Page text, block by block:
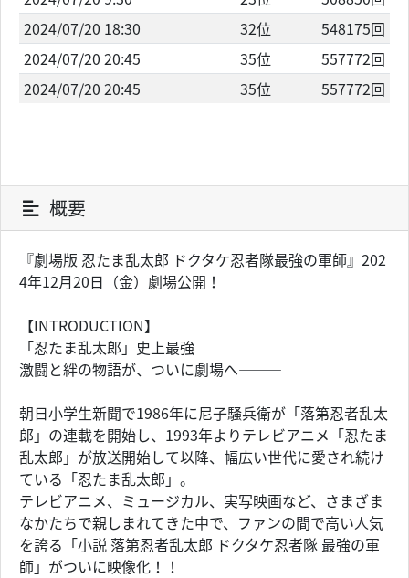
2024/07/20 18:30
32位
548175回
2024/07/20 20:45
35位
557772回
2024/07/20 20:45
35位 557772回
概要
『劇場版 忍たま乱太郎 ドクタケ忍者隊最強の軍師』202
4年12月20日（金）劇場公開！
【INTRODUCTION】
「忍たま乱太郎」史上最強
激闘と絆の物語が、ついに劇場へ―――
朝日小学生新聞で1986年に尼子騒兵衛が「落第忍者乱太
郎」の連載を開始し、1993年よりテレビアニメ「忍たま
乱太郎」が放送開始して以降、幅広い世代に愛され続け
ている「忍たま乱太郎」。
テレビアニメ、ミュージカル、実写映画など、さまざま
なかたちで親しまれてきた中で、ファンの間で高い人気
を誇る「小説 落第忍者乱太郎 ドクタケ忍者隊 最強の軍
師」がついに映像化！！